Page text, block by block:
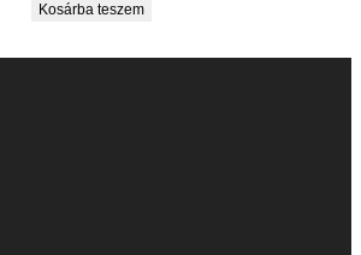
Kosárba teszem